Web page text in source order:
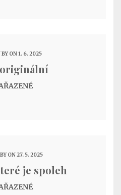
ON 1. 6. 2025
ON 27. 5. 2025
je spoleh